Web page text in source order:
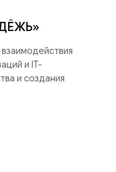
и IT-
и создания